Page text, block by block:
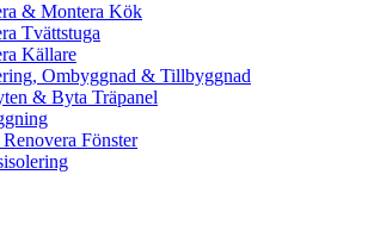
& Montera Kök
Tvättstuga
Källare
Ombyggnad & Tillbyggnad
& Byta Träpanel
Fönster